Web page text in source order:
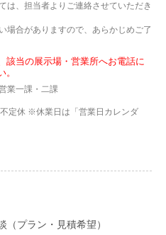
は、担当者よりご連絡させていただき
場合がありますので、あらかじめご了
該当の展示場・営業所へお電話に
業一課・二課
定休 ※休業日は「営業日カレンダ
（プラン・見積希望）